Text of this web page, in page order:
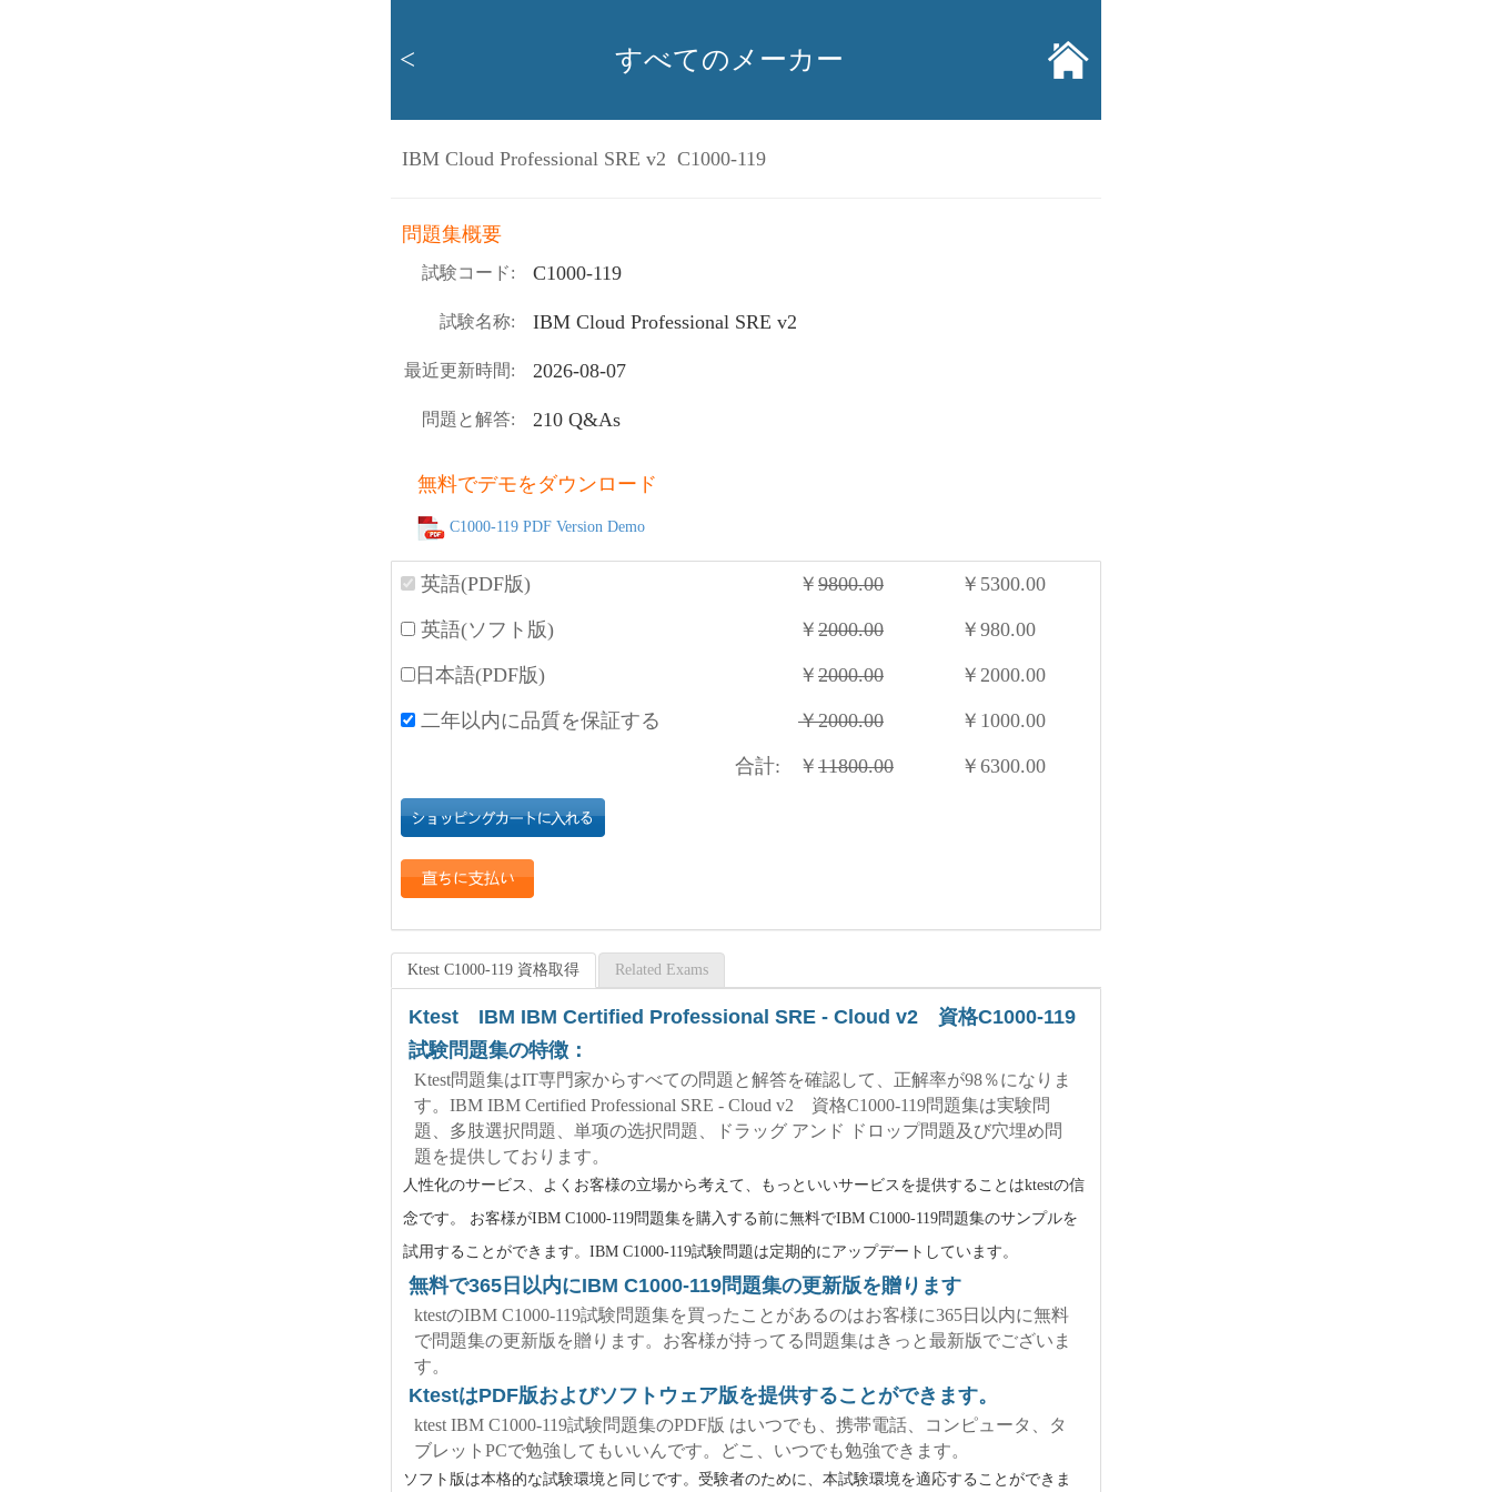
< すべてのメーカー
IBM Cloud Professional SRE v2 C1000-119
問題集概要
試験コード: C1000-119
試験名称: IBM Cloud Professional SRE v2
最近更新時間: 2026-08-07
問題と解答: 210 Q&As
無料でデモをダウンロード
C1000-119 PDF Version Demo
英語(PDF版) ￥ 9800.00 ￥ 5300.00
英語(ソフト版) ￥ 2000.00 ￥ 980.00
日本語(PDF版) ￥ 2000.00 ￥ 2000.00
二年以内に品質を保証する ￥2000.00 ￥ 1000.00
合計: ￥ 11800.00 ￥ 6300.00
Ktest C1000-119 資格取得 Related Exams
Ktest IBM IBM Certified Professional SRE - Cloud v2 資格C1000-119
試験問題集の特徴：
Ktest問題集はIT専門家からすべての問題と解答を確認して、正解率が98％になりま
す。IBM IBM Certified Professional SRE - Cloud v2 資格C1000-119問題集は実験問
題、多肢選択問題、単项の选択問題、ドラッグ アンド ドロップ問題及び穴埋め問
題を提供しております。
人性化のサービス、よくお客様の立場から考えて、もっといいサービスを提供することはktestの信
念です。 お客様がIBM C1000-119問題集を購入する前に無料でIBM C1000-119問題集のサンプルを
試用することができます。IBM C1000-119試験問題は定期的にアップデートしています。
無料で365日以内にIBM C1000-119問題集の更新版を贈ります
ktestのIBM C1000-119試験問題集を買ったことがあるのはお客様に365日以内に無料
で問題集の更新版を贈ります。お客様が持ってる問題集はきっと最新版でございま
す。
KtestはPDF版およびソフトウェア版を提供することができます。
ktest IBM C1000-119試験問題集のPDF版 はいつでも、携帯電話、コンピュータ、タ
ブレットPCで勉強してもいいんです。どこ、いつでも勉強できます。
ソフト版は本格的な試験環境と同じです。受験者のために、本試験環境を適応することができま